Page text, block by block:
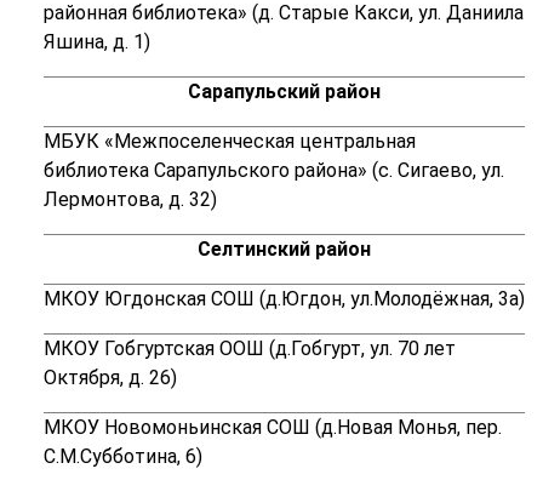
районная библиотека» (д. Старые Какси, ул. Даниила
Яшина, д. 1)
Сарапульский район
МБУК «Межпоселенческая центральная
библиотека Сарапульского района» (с. Сигаево, ул.
Лермонтова, д. 32)
Селтинский район
МКОУ Югдонская СОШ (д.Югдон, ул.Молодёжная, 3а)
МКОУ Гобгуртская ООШ (д.Гобгурт, ул. 70 лет
Октября, д. 26)
МКОУ Новомоньинская СОШ (д.Новая Монья, пер.
С.М.Субботина, 6)